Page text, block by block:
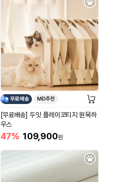
무료배송 MD추천
[무료배송] 두잇 플레이코티지 원목하
우스
47% 109,900원